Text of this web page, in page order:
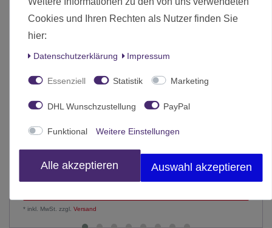
7,90 € *
*inkl. MwSt. zzgl.Versand
Cookies und Ihren Rechten als Nutzer finden Sie
hier:
Daten­schutz­erklärung Impressum
Essenziell Statistik Marketing
DHL Wunschzustellung PayPal
Funktional Weitere Einstellungen
Alle akzeptieren Auswahl akzeptieren